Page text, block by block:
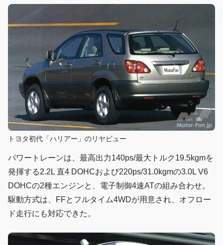
トヨタ初代「ハリアー」のリヤビュー
パワートレーンは、最高出力140ps/最大トルク19.5kgmを
発揮する2.2L 直4 DOHCおよび220ps/31.0kgmの3.0L V6
DOHCの2種エンジンと、電子制御4速ATの組み合わせ。
駆動方式は、FFとフルタイム4WDが用意され、オフロー
ド走行にも対応できた。